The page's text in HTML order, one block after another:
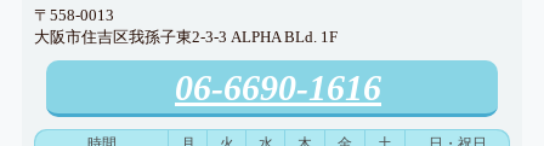
〒558-0013
大阪市住吉区我孫子東2-3-3 ALPHA BLd. 1F
06-6690-1616